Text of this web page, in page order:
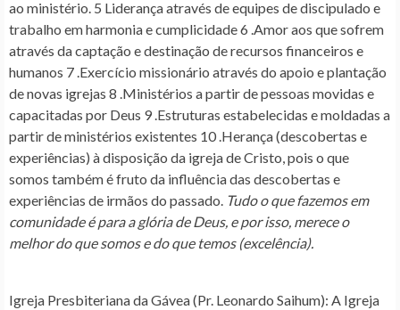
ao ministério. 5 Liderança através de equipes de discipulado e
trabalho em harmonia e cumplicidade 6 .Amor aos que sofrem
através da captação e destinação de recursos financeiros e
humanos 7 .Exercício missionário através do apoio e plantação
de novas igrejas 8 .Ministérios a partir de pessoas movidas e
capacitadas por Deus 9 .Estruturas estabelecidas e moldadas a
partir de ministérios existentes 10 .Herança (descobertas e
experiências) à disposição da igreja de Cristo, pois o que
somos também é fruto da influência das descobertas e
experiências de irmãos do passado. Tudo o que fazemos em
comunidade é para a glória de Deus, e por isso, merece o
melhor do que somos e do que temos (excelência).
Igreja Presbiteriana da Gávea (Pr. Leonardo Saihum): A Igreja